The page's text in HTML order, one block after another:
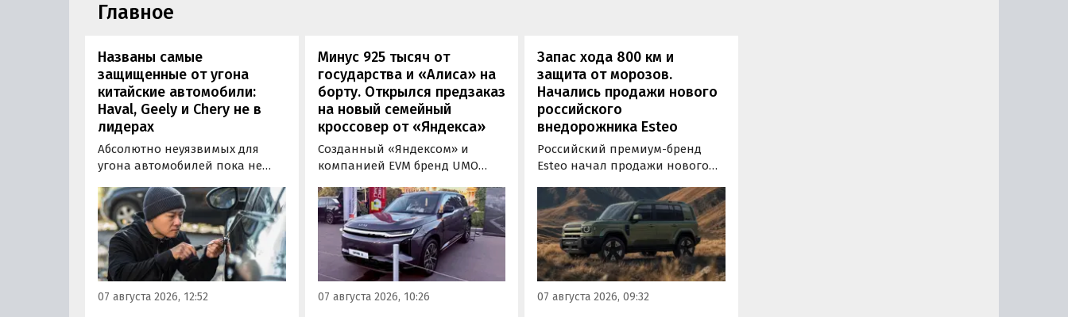
Главное
Названы самые
защищенные от угона
китайские автомобили:
Haval, Geely и Chery не в
лидерах
Абсолютно неуязвимых для
угона автомобилей пока не
могут доставить
злоумышленникам больше
всего сложностей. Из китайских
машин таковыми сегодня
являются модели Li и BYD,
сообщил в эфире радио РБК
учредитель федерального
07 августа 2026, 12:52
Минус 925 тысяч от
государства и «Алиса» на
борту. Открылся предзаказ
на новый семейный
кроссовер от «Яндекса»
Созданный «Яндексом» и
компанией EVM бренд UMO
на свою вторую модель
- полноразмерный гибридный
кроссовер UMO 8 с полным
приводом. Его уже можно
заказать в двух версиях: Max за
5 915 000 рублей и Ultra за 6 415
000 рублей без учета
07 августа 2026, 10:26
Запас хода 800 км и
защита от морозов.
Начались продажи нового
российского
внедорожника Esteo
Российский премиум-бренд
Esteo начал продажи нового
Модель, оснащенная силовой
установкой последовательного
типа, уже доступна для
покупки в официальных
дилерских центрах Esteo и
через цифровые сервисы
бренда, сообщили
07 августа 2026, 09:32